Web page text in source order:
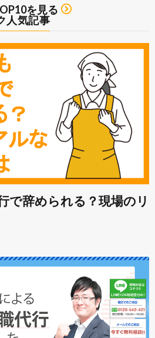
を見る
人気記事
で辞められる？現場のリ